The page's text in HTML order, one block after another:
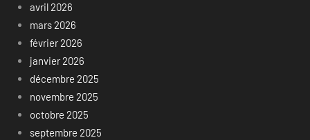
avril 2026
mars 2026
février 2026
janvier 2026
décembre 2025
novembre 2025
octobre 2025
septembre 2025